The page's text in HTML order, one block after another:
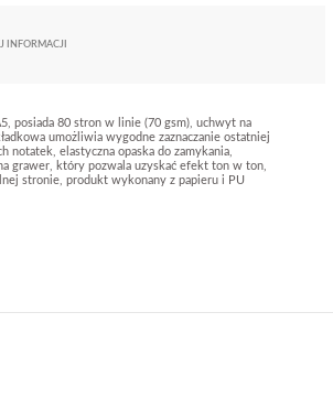
INFORMACJI
posiada 80 stron w linie (70 gsm), uchwyt na
umożliwia wygodne zaznaczanie ostatniej
notatek, elastyczna opaska do zamykania,
grawer, który pozwala uzyskać efekt ton w ton,
stronie, produkt wykonany z papieru i PU